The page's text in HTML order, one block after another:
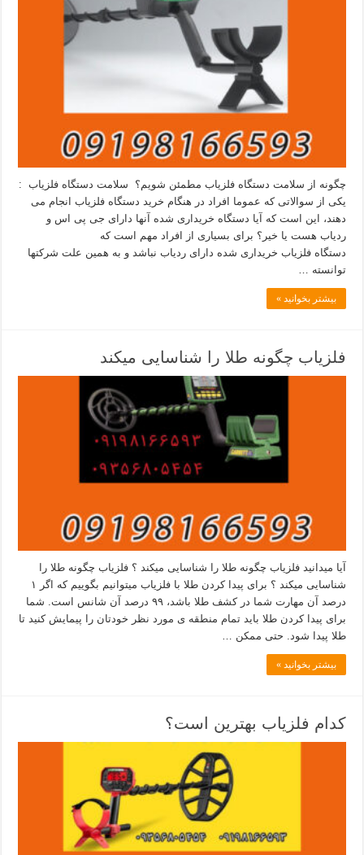
چگونه از سلامت دستگاه فلزیاب مطمئن شویم؟ سلامت دستگاه فلزیاب :
یکی از سوالاتی که عموما افراد در هنگام خرید دستگاه فلزیاب انجام می
دهند، این است که آیا دستگاه خریداری شده آنها دارای جی پی اس و
ردیاب هست یا خیر؟ برای بسیاری از افراد مهم است که
دستگاه فلزیاب خریداری شده دارای ردیاب نباشد و به همین علت شرکتها
توانسته …
بیشتر بخوانید »
فلزیاب چگونه طلا را شناسایی میکند
آیا میدانید فلزیاب چگونه طلا را شناسایی میکند ؟ فلزیاب چگونه طلا را
شناسایی میکند ؟ برای پیدا کردن طلا با فلزیاب میتوانیم بگوییم که اگر ۱
درصد آن مهارت شما در کشف طلا باشد، ۹۹ درصد آن شانس است. شما
برای پیدا کردن طلا باید تمام منطقه ی مورد نظر خودتان را پیمایش کنید تا
طلا پیدا شود. حتی ممکن …
بیشتر بخوانید »
کدام فلزیاب بهترین است؟